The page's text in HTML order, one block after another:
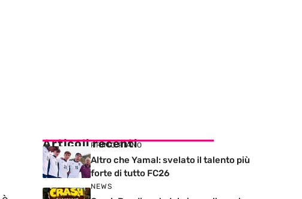
Articoli recenti
PRIMO PIANO
Altro che Yamal: svelato il talento più
forte di tutto FC26
NEWS